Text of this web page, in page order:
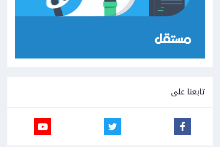
تابعنا على